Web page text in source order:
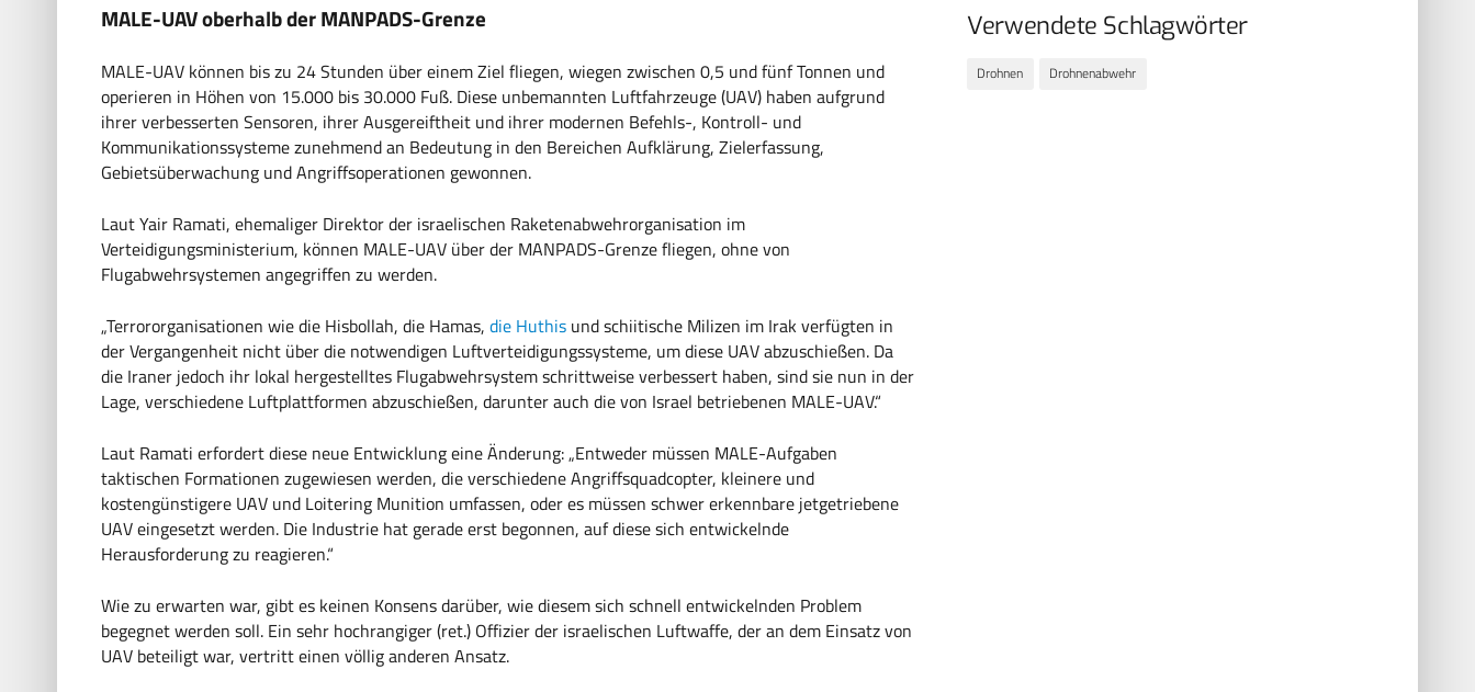
MALE-UAV oberhalb der MANPADS-Grenze
MALE-UAV können bis zu 24 Stunden über einem Ziel fliegen, wiegen zwischen 0,5 und fünf Tonnen und
operieren in Höhen von 15.000 bis 30.000 Fuß. Diese unbemannten Luftfahrzeuge (UAV) haben aufgrund
ihrer verbesserten Sensoren, ihrer Ausgereiftheit und ihrer modernen Befehls-, Kontroll- und
Kommunikationssysteme zunehmend an Bedeutung in den Bereichen Aufklärung, Zielerfassung,
Gebietsüberwachung und Angriffsoperationen gewonnen.
Laut Yair Ramati, ehemaliger Direktor der israelischen Raketenabwehrorganisation im
Verteidigungsministerium, können MALE-UAV über der MANPADS-Grenze fliegen, ohne von
Flugabwehrsystemen angegriffen zu werden.
„Terrororganisationen wie die Hisbollah, die Hamas, die Huthis und schiitische Milizen im Irak verfügten in
der Vergangenheit nicht über die notwendigen Luftverteidigungssysteme, um diese UAV abzuschießen. Da
die Iraner jedoch ihr lokal hergestelltes Flugabwehrsystem schrittweise verbessert haben, sind sie nun in der
Lage, verschiedene Luftplattformen abzuschießen, darunter auch die von Israel betriebenen MALE-UAV.“
Laut Ramati erfordert diese neue Entwicklung eine Änderung: „Entweder müssen MALE-Aufgaben
taktischen Formationen zugewiesen werden, die verschiedene Angriffsquadcopter, kleinere und
kostengünstigere UAV und Loitering Munition umfassen, oder es müssen schwer erkennbare jetgetriebene
UAV eingesetzt werden. Die Industrie hat gerade erst begonnen, auf diese sich entwickelnde
Herausforderung zu reagieren.“
Wie zu erwarten war, gibt es keinen Konsens darüber, wie diesem sich schnell entwickelnden Problem
begegnet werden soll. Ein sehr hochrangiger (ret.) Offizier der israelischen Luftwaffe, der an dem Einsatz von
UAV beteiligt war, vertritt einen völlig anderen Ansatz.
Verwendete Schlagwörter
Drohnen Drohnenabwehr